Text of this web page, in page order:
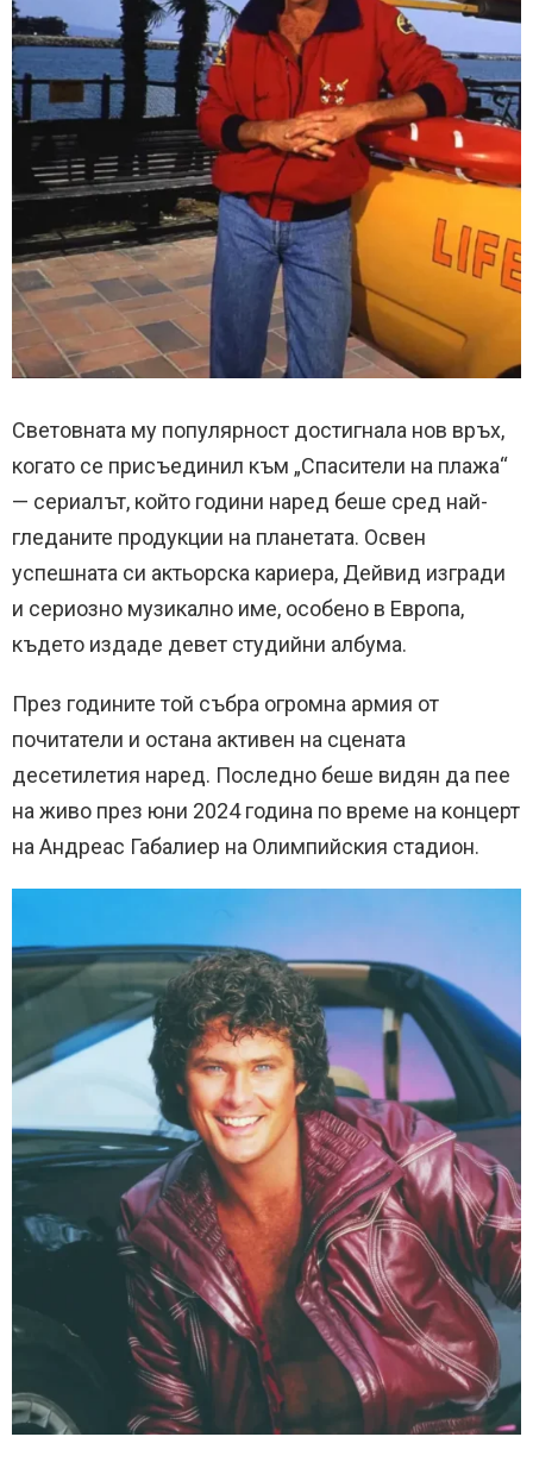
Световната му популярност достигнала нов връх,
когато се присъединил към „Спасители на плажа“
— сериалът, който години наред беше сред най-
гледаните продукции на планетата. Освен
успешната си актьорска кариера, Дейвид изгради
и сериозно музикално име, особено в Европа,
където издаде девет студийни албума.
През годините той събра огромна армия от
почитатели и остана активен на сцената
десетилетия наред. Последно беше видян да пее
на живо през юни 2024 година по време на концерт
на Андреас Габалиер на Олимпийския стадион.